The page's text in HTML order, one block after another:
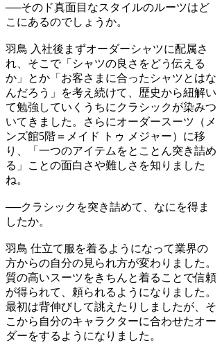
──そのド真面目なスタイルのルーツはど
こにあるのでしょうか。
羽鳥 入社後まずオーダーシャツに配属さ
れ、そこで「シャツの良さをどう伝える
か」とか「お客さまに合ったシャツとはな
んだろう」を考え続けて、歴史から紐解い
て勉強していくうちにクラシックが染みつ
いてきました。さらにオーダースーツ（メ
ンズ館5階＝メイド トゥ メジャー）に移
り、「一つのアイテムをとことん突き詰め
る」ことの面白さや難しさを知りました
ね。
──クラシックを突き詰めて、なにを得ま
したか。
羽鳥 仕立て服を着るようになって業界の
方からの自分の見られ方が変わりました。
質の高いスーツをきちんと着ることで信頼
が得られて、頼られるようになりました。
最初は背伸びして誂えたりしましたが、そ
こから自分のキャラクターに合わせたオー
ダーをするようになりました。